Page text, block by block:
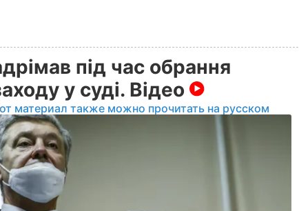
під час обрання
у суді. Відео
материал также можно прочитать на русском